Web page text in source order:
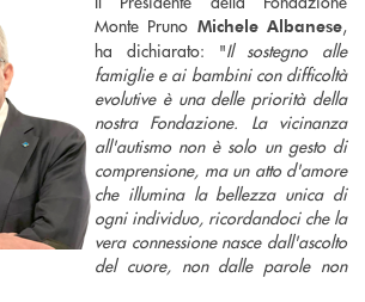
Monte Pruno Michele Albanese,
ha dichiarato: "Il sostegno alle
famiglie e ai bambini con difficoltà
evolutive è una delle priorità della
nostra Fondazione. La vicinanza
all'autismo non è solo un gesto di
comprensione, ma un atto d'amore
che illumina la bellezza unica di
ogni individuo, ricordandoci che la
vera connessione nasce dall'ascolto
del cuore, non dalle parole non